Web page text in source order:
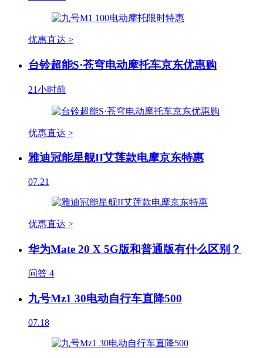
优惠直达 >
台铃超能S·苍穹电动摩托车京东优惠购
21小时前
优惠直达 >
雅迪冠能星舰II艾莲款电摩京东特惠
07.21
优惠直达 >
华为Mate 20 X 5G版和普通版有什么区别？
问答 4
九号Mz1 30电动自行车直降500
07.18